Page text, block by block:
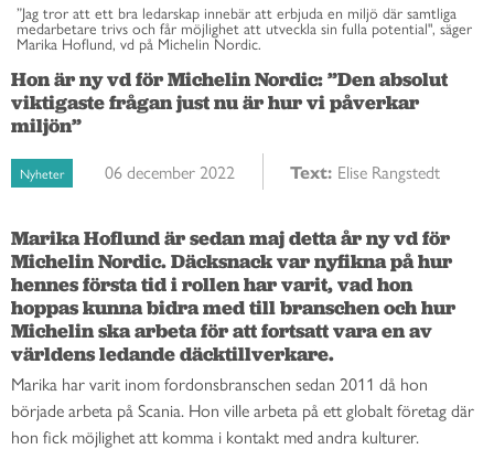
”Jag tror att ett bra ledarskap innebär att erbjuda en miljö där samtliga
medarbetare trivs och får möjlighet att utveckla sin fulla potential", säger
Marika Hoflund, vd på Michelin Nordic.
Hon är ny vd för Michelin Nordic: ”Den absolut
viktigaste frågan just nu är hur vi påverkar
miljön”
Nyheter 06 december 2022 Text: Elise Rangstedt
Marika Hoflund är sedan maj detta år ny vd för
Michelin Nordic. Däcksnack var nyfikna på hur
hennes första tid i rollen har varit, vad hon
hoppas kunna bidra med till branschen och hur
Michelin ska arbeta för att fortsatt vara en av
världens ledande däcktillverkare.
Marika har varit inom fordonsbranschen sedan 2011 då hon
började arbeta på Scania. Hon ville arbeta på ett globalt företag där
hon fick möjlighet att komma i kontakt med andra kulturer.